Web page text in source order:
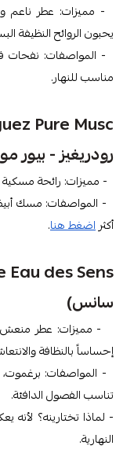
- مميزات: عطر ناعم
يحبون الروائح النظيفة
- المواصفات: نفحات
مناسب للنهار.
رودريغيز - بيور
- مميزات: رائحة مسكية
- المواصفات: مسك
أكثراضغط هنا.
سانس)
- مميزات: عطر منعش
إحساساً بالنظافة
- المواصفات: برغموت،
تناسب الفصول الدافئة.
- لماذا تختارينه؟
النهارية.